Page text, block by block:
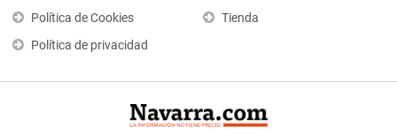
Política de Cookies
Política de privacidad
Tienda